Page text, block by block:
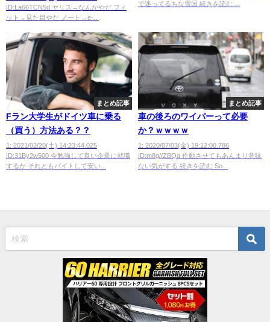
ID:La66TCN5d ヤリス→なんかやだ フィ
ット→見た目やだ ノート→e-...
で迷ってるちな雪国 続きを読む ...
まとめ記事
Fラン大学生がドイツ車に乗る
（買う）方法ある？？
1: 2021/02/20(土) 14:23:44.025
ID:31By2w500 今勉強して良い企業に就職
するか それともバイトして安い...
まとめ記事
車の後ろのワイパーって必要
か？ｗｗｗｗ
1: 2020/07/03(金) 19:12:00.786
ID:m8g//ZBQa 作動させてもあんまり意味
ない気がする 続きを読む So...